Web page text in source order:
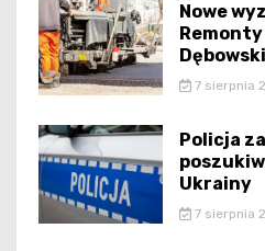
Nowe
7 sierpnia
Policja
Ukrainy
7 sierpnia